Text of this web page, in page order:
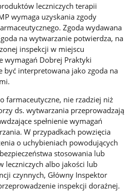
leczniczych terapii
wymaga uzyskania zgody
Zgoda wydawana
na wytwarzanie potwierdza, na
inspekcji w miejscu
wymagań Dobrej Praktyki
być interpretowana jako zgoda na
farmaceutyczne, nie rzadziej niż
ds. wytwarzania przeprowadzają
spełnienie wymagań
W przypadkach powzięcia
o uchybieniach powodujących
stosowania lub
leczniczych albo jakości lub
czynnych, Główny Inspektor
inspekcji doraźnej.